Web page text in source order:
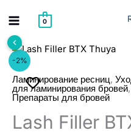
содержимому
0
-2%
Ламинирование ресниц,
для ламинирования бровей,
Препараты для бровей
Lash Filler